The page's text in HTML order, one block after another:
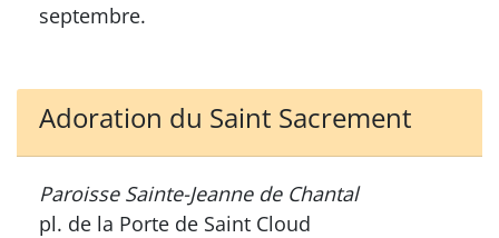
septembre.
Adoration du Saint Sacrement
Paroisse Sainte-Jeanne de Chantal
pl. de la Porte de Saint Cloud